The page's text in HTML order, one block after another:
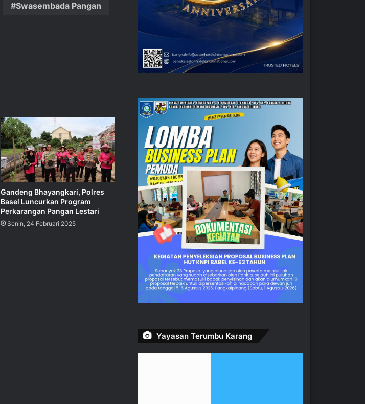
Swasembada Pangan
Gandeng Bhayangkari, Polres
Basel Luncurkan Program
Perkarangan Pangan Lestari
Senin, 24 Februari 2025
Yayasan Terumbu Karang